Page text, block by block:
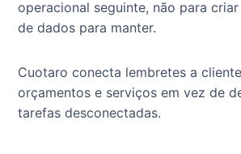
operacional seguinte, não para
de dados para manter.
Cuotaro conecta lembretes a
orçamentos e serviços em vez de
tarefas desconectadas.